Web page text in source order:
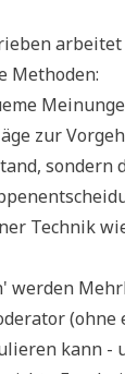
Methoden:
zur
son­dern
Tech­nik
wer­den
(ohne
kann -